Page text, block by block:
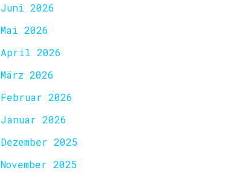
Juni 2026
Mai 2026
April 2026
März 2026
Februar 2026
Januar 2026
Dezember 2025
November 2025